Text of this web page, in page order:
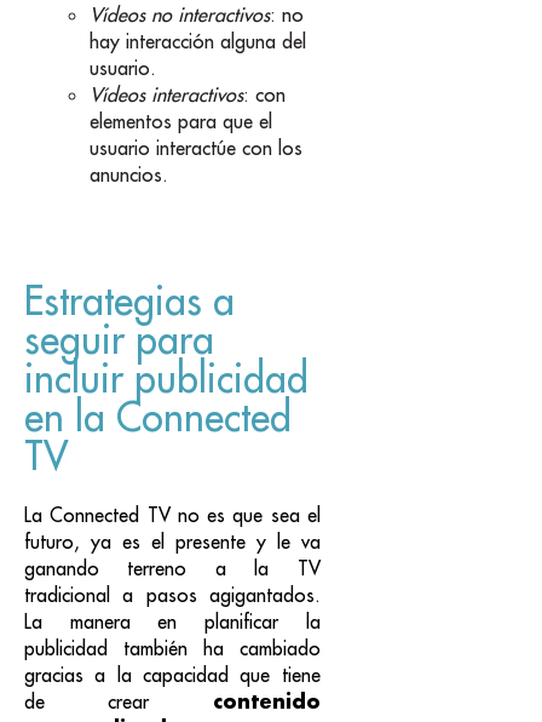
Vídeos no interactivos: no
hay interacción alguna del
usuario.
Vídeos interactivos: con
elementos para que el
usuario interactúe con los
anuncios.
Estrategias a
seguir para
incluir publicidad
en la Connected
TV
La Connected TV no es que sea el
futuro, ya es el presente y le va
ganando terreno a la TV
tradicional a pasos agigantados.
La manera en planificar la
publicidad también ha cambiado
gracias a la capacidad que tiene
de crear contenido